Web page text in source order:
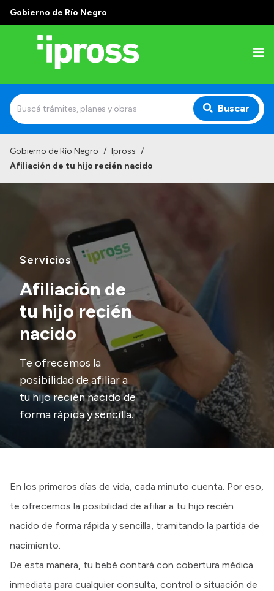
Gobierno de Río Negro
Buscar
Delegaciones
Consultorios Propios
Presentación CV
Transparencia
Inversión en Salud
Licitaciones
Consulta de expedientes
Gobierno de Río Negro / Ipross /
Afiliación de tu hijo recién nacido
Servicios
Afiliación de
tu hijo recién
nacido
Te ofrecemos la
posibilidad de afiliar a
tu hijo recién nacido de
forma rápida y sencilla.
En los primeros días de vida, cada minuto cuenta. Por eso,
te ofrecemos la posibilidad de afiliar a tu hijo recién
nacido de forma rápida y sencilla, tramitando la partida de
nacimiento.
De esta manera, tu bebé contará con cobertura médica
inmediata para cualquier consulta, control o situación de